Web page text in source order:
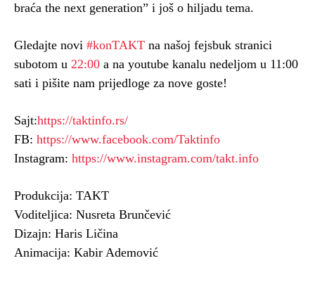
braća the next generation” i još o hiljadu tema.
Gledajte novi #konTAKT na našoj fejsbuk stranici
subotom u 22:00 a na youtube kanalu nedeljom u 11:00
sati i pišite nam prijedloge za nove goste!
Sajt:https://taktinfo.rs/
FB: https://www.facebook.com/Taktinfo
Instagram: https://www.instagram.com/takt.info
Produkcija: TAKT
Voditeljica: Nusreta Brunčević
Dizajn: Haris Ličina
Animacija: Kabir Ademović